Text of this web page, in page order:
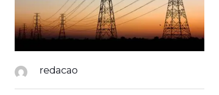
redacao